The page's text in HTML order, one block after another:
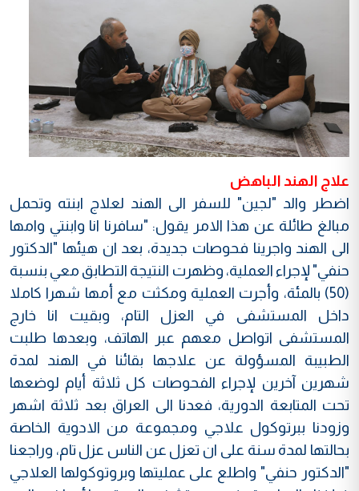
علاج الهند الباهض
اضطر والد "لجين" للسفر الى الهند لعلاج ابنته وتحمل
مبالغ طائلة عن هذا الامر يقول: "سافرنا انا وابنتي وامها
الى الهند واجرينا فحوصات جديدة، بعد ان هيئها "الدكتور
حنفي" لإجراء العملية، وظهرت النتيجة التطابق معي بنسبة
(50) بالمئة، وأجرت العملية ومكثت مع أمها شهرا كاملا
داخل المستشفى في العزل التام، وبقيت انا خارج
المستشفى اتواصل معهم عبر الهاتف، وبعدها طلبت
الطبيبة المسؤولة عن علاجها بقائنا في الهند لمدة
شهرين آخرين لإجراء الفحوصات كل ثلاثة أيام لوضعها
تحت المتابعة الدورية، فعدنا الى العراق بعد ثلاثة اشهر
وزودنا ببرتوكول علاجي ومجموعة من الادوية الخاصة
بحالتها لمدة سنة على ان تعزل عن الناس عزل تام، وراجعنا
"الدكتور حنفي" واطلع على عمليتها وبروتوكولها العلاجي